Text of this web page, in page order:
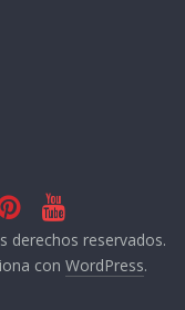
derechos reservados.
conWordPress.